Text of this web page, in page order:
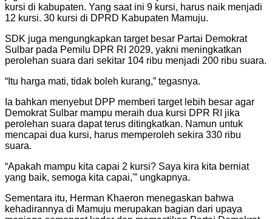
kursi di kabupaten. Yang saat ini 9 kursi, harus naik menjadi
12 kursi. 30 kursi di DPRD Kabupaten Mamuju.
SDK juga mengungkapkan target besar Partai Demokrat
Sulbar pada Pemilu DPR RI 2029, yakni meningkatkan
perolehan suara dari sekitar 104 ribu menjadi 200 ribu suara.
“Itu harga mati, tidak boleh kurang,” tegasnya.
Ia bahkan menyebut DPP memberi target lebih besar agar
Demokrat Sulbar mampu meraih dua kursi DPR RI jika
perolehan suara dapat terus ditingkatkan. Namun untuk
mencapai dua kursi, harus memperoleh sekira 330 ribu
suara.
“Apakah mampu kita capai 2 kursi? Saya kira kita berniat
yang baik, semoga kita capai,'” ungkapnya.
Sementara itu, Herman Khaeron menegaskan bahwa
kehadirannya di Mamuju merupakan bagian dari upaya